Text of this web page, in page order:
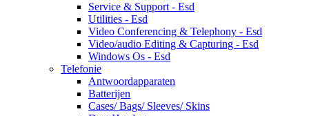
Service & Support - Esd
Utilities - Esd
Video Conferencing & Telephony - Esd
Video/audio Editing & Capturing - Esd
Windows Os - Esd
Telefonie
Antwoordapparaten
Batterijen
Cases/ Bags/ Sleeves/ Skins